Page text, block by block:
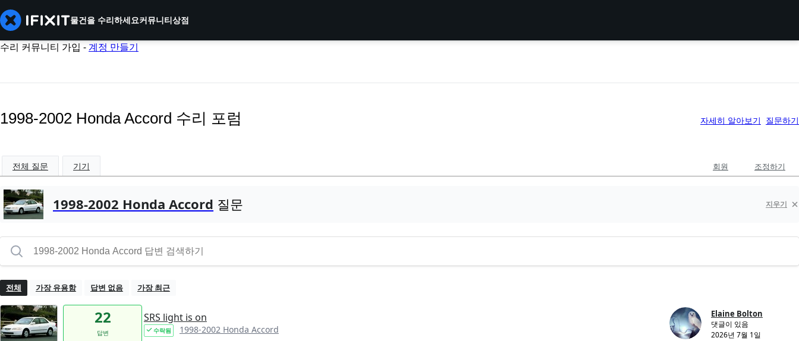
물건을 수리하세요커뮤니티상점
수리 커뮤니티 가입 -계정 만들기
1998-2002 Honda Accord 수리 포럼 자세히 알아보기 질문하기
전체 질문 기기 회원 조정하기
1998-2002 Honda Accord 질문 지우기
전체 가장 유용함 답변 없음 가장 최근
22
답변
SRS light is on
수락됨 1998-2002 Honda Accord
Elaine Bolton
댓글이 있음
2026년 7월 1일